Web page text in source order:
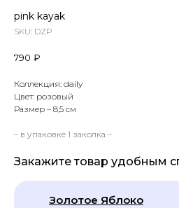
pink kayak
SKU: DZP
790 ₽
Коллекция: daily
Цвет: розовый
Размер – 8,5 см
– в упаковке 1 заколка –
Закажите товар удобным
Золотое Яблоко